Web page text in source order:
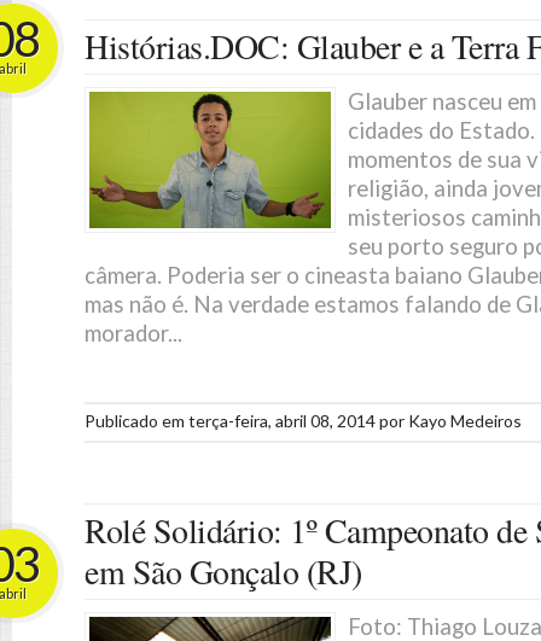
Histórias.DOC: Glauber e a Terra
abril
Glauber nasceu
cidades do
momentos de sua
religião, ainda
misteriosos
seu porto seguro
câmera. Poderia ser o cineasta baiano
mas não é. Na verdade estamos falando de
morador...
Publicado em terça-feira, abril 08, 2014por Kayo Medeiros
Rolé Solidário: 1º Campeonato
em São Gonçalo (RJ)
abril
Foto: Thiago